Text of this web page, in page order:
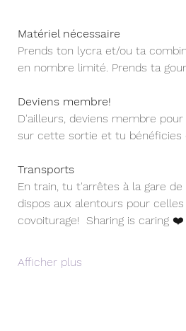
Matériel nécessaire
Prends ton lycra et/ou ta
en nombre limité. Prends ta
Deviens membre!
D'ailleurs, deviens membre
sur cette sortie et tu bénéficies
Transports
En train, tu t'arrêtes à la gare
dispos aux alentours pour
covoiturage!  Sharing is caring ❤️
Afficher plus